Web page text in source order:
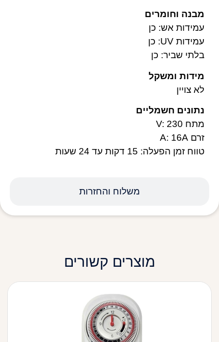
משלוח והחזרות
מבנה וחומרים
עמידות אש: כן
עמידות UV: כן
בלתי שביר: כן
מידות ומשקל
לא צויין
נתונים חשמליים
מתח V: 230
זרם A: 16A
טווח זמן הפעלה: 15 דקות עד 24 שעות
מוצרים קשורים